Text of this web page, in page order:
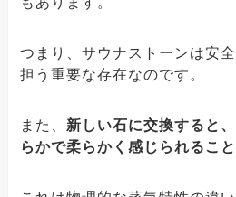
つまり、サウナストーンは安
担う重要な存在なのです。
また、 新しい石に交換すると
らかで柔らかく感じられるこ